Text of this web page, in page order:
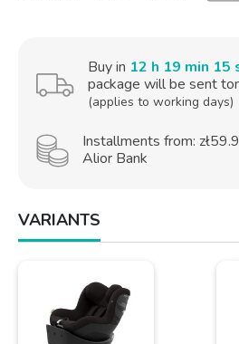
Buy in 12 h 19 min 14
package will be sent
(applies to working days)
Installments from:
Alior Bank
VARIANTS